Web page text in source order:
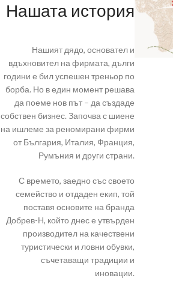
Нашата история
Нашият дядо, основател и
вдъхновител на фирмата, дълги
години е бил успешен треньор по
борба. Но в един момент решава
да поеме нов път – да създаде
собствен бизнес. Започва с шиене
на ишлеме за реномирани фирми
от България, Италия, Франция,
Румъния и други страни.
С времето, заедно със своето
семейство и отдаден екип, той
поставя основите на бранда
Добрев-Н, който днес е утвърден
производител на качествени
туристически и ловни обувки,
съчетаващи традиции и
иновации.